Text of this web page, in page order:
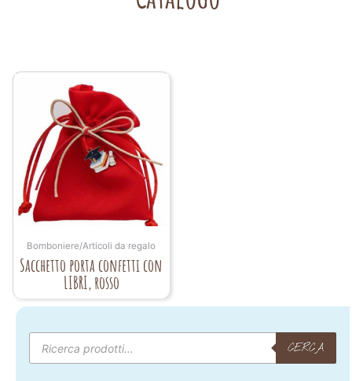
Bomboniere/Articoli da regalo
Sacchetto porta confetti con
LIBRI, rosso
Products
search
CERCA